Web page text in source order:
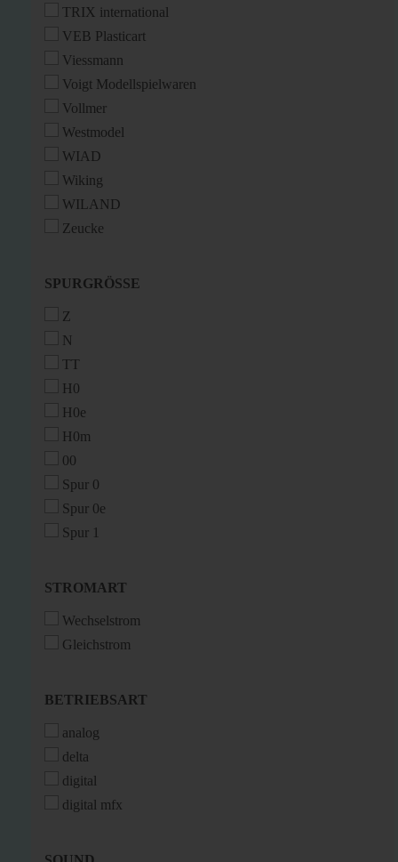
TRIX international
VEB Plasticart
Viessmann
Voigt Modellspielwaren
Vollmer
Westmodel
WIAD
Wiking
WILAND
Zeucke
SPURGRÖSSE
SPURGRÖSSE
Z
N
TT
H0
H0e
H0m
00
Spur 0
Spur 0e
Spur 1
STROMART
STROMART
Wechselstrom
Gleichstrom
BETRIEBSART
BETRIEBSART
analog
delta
digital
digital mfx
SOUND